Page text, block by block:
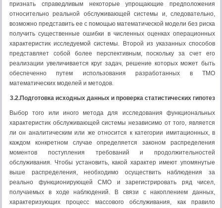
признать справедливым некоторые упрощающие предположения
относительно реальной обслуживающей системы и, следовательно,
возможно представить ее с помощью математической модели без риска
получить существенные ошибки в численных оценках операционных
характеристик исследуемой системы. Второй из указанных способов
представляет собой более перспективным, поскольку за счет его
реализации увеличивается круг задач, решение которых может быть
обеспеченно путем использования разработанных в ТМО
математических моделей и методов.
3.2.Подготовка исходных данных и проверка статистических гипотез
Выбор того или иного метода для исследования функциональных
характеристик обслуживающей системы независимо от того, является
ли он аналитическим или же относится к категории имитационных, в
каждом конкретном случае определяется законом распределения
моментов поступления требований и продолжительностей
обслуживания. Чтобы установить, какой характер имеют упомянутые
выше распределения, необходимо осуществить наблюдения за
реально функционирующей СМО и зарегистрировать ряд чисел,
получаемых в ходе наблюдений. В связи с накоплением данных,
характеризующих процесс массового обслуживания, как правило